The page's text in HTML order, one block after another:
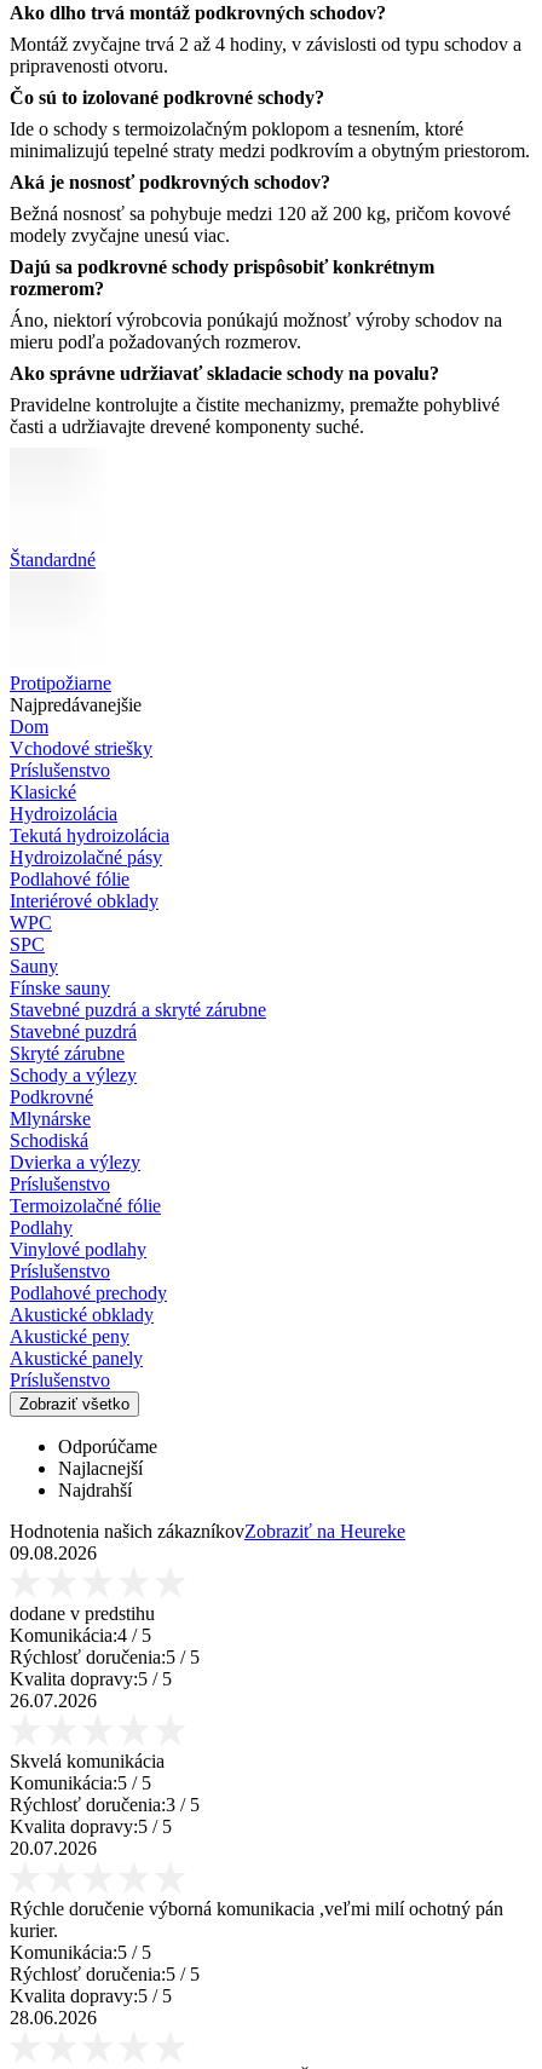
Ako dlho trvá montáž podkrovných schodov?
Montáž zvyčajne trvá 2 až 4 hodiny, v závislosti od typu schodov a
pripravenosti otvoru.​
Čo sú to izolované podkrovné schody?
Ide o schody s termoizolačným poklopom a tesnením, ktoré
minimalizujú tepelné straty medzi podkrovím a obytným priestorom.​
Aká je nosnosť podkrovných schodov?
Bežná nosnosť sa pohybuje medzi 120 až 200 kg, pričom kovové
modely zvyčajne unesú viac.​
Dajú sa podkrovné schody prispôsobiť konkrétnym
rozmerom?
Áno, niektorí výrobcovia ponúkajú možnosť výroby schodov na
mieru podľa požadovaných rozmerov.​
Ako správne udržiavať skladacie schody na povalu?
Pravidelne kontrolujte a čistite mechanizmy, premažte pohyblivé
časti a udržiavajte drevené komponenty suché.​
Štandardné
Protipožiarne
Najpredávanejšie
Dom
Vchodové striešky
Príslušenstvo
Klasické
Hydroizolácia
Tekutá hydroizolácia
Hydroizolačné pásy
Podlahové fólie
Interiérové obklady
WPC
SPC
Sauny
Fínske sauny
Stavebné puzdrá a skryté zárubne
Stavebné puzdrá
Skryté zárubne
Schody a výlezy
Podkrovné
Mlynárske
Schodiská
Dvierka a výlezy
Príslušenstvo
Termoizolačné fólie
Podlahy
Vinylové podlahy
Príslušenstvo
Podlahové prechody
Akustické obklady
Akustické peny
Akustické panely
Príslušenstvo
Zobraziť všetko
Odporúčame
Najlacnejší
Najdrahší
Hodnotenia našich zákazníkovZobraziť na Heureke
09.08.2026
dodane v predstihu
Komunikácia:4 / 5
Rýchlosť doručenia:5 / 5
Kvalita dopravy:5 / 5
26.07.2026
Skvelá komunikácia
Komunikácia:5 / 5
Rýchlosť doručenia:3 / 5
Kvalita dopravy:5 / 5
20.07.2026
Rýchle doručenie výborná komunikacia ,veľmi milí ochotný pán
kurier.
Komunikácia:5 / 5
Rýchlosť doručenia:5 / 5
Kvalita dopravy:5 / 5
28.06.2026